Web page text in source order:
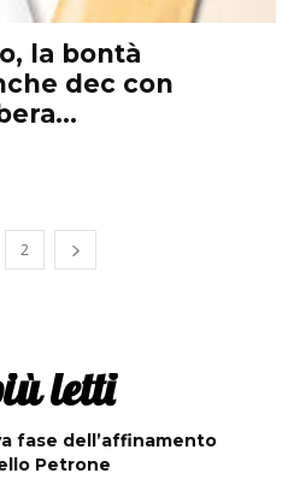
la bontà
dec con
2
letti
fase dell’affinamento
Petrone